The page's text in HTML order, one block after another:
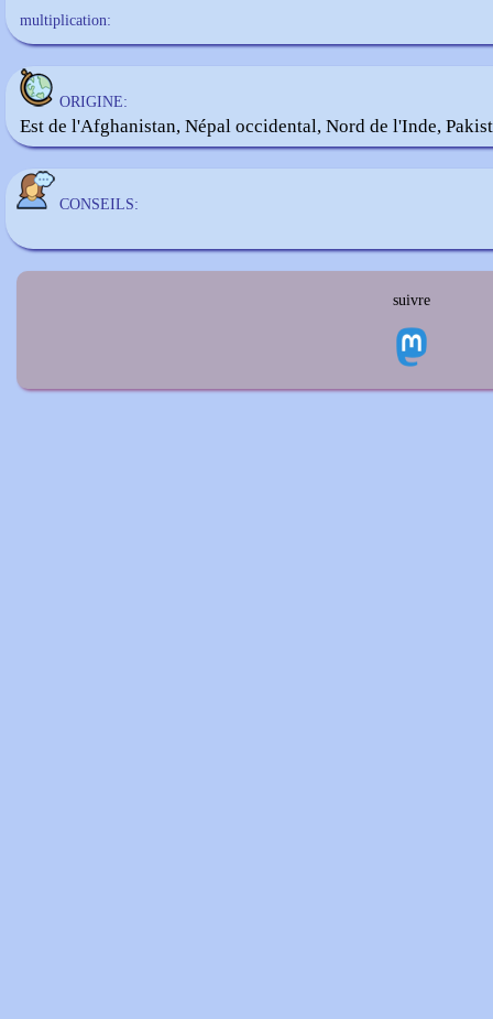
multiplication:
ORIGINE:
Est de l'Afghanistan, Népal occidental, Nord de l'Inde,
CONSEILS:
suivre